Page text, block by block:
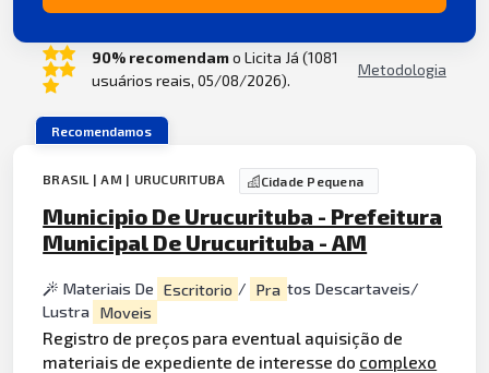
90% recomendamo Licita Já (1081
usuários reais, 05/08/2026).
Metodologia
Recomendamos
BRASIL | AM | URUCURITUBA Cidade Pequena
Municipio De Urucurituba - Prefeitura
Municipal De Urucurituba - AM
Materiais De Escritorio / Pra tos Descartaveis/
Lustra Moveis
Registro de preços para eventual aquisição de
materiais de expediente de interesse do complexo